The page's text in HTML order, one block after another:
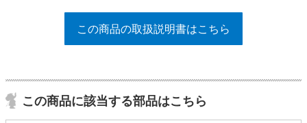
この商品の取扱説明書はこちら
この商品に該当する部品はこちら